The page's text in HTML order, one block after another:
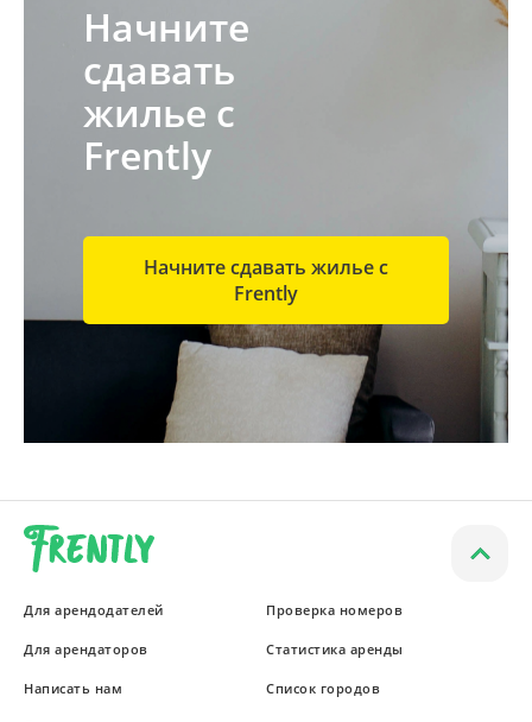
Начните
сдавать
жилье с
Frently
Начните сдавать жилье с
Frently
Для арендодателей
Для арендаторов
Написать нам
Проверка номеров
Статистика аренды
Список городов